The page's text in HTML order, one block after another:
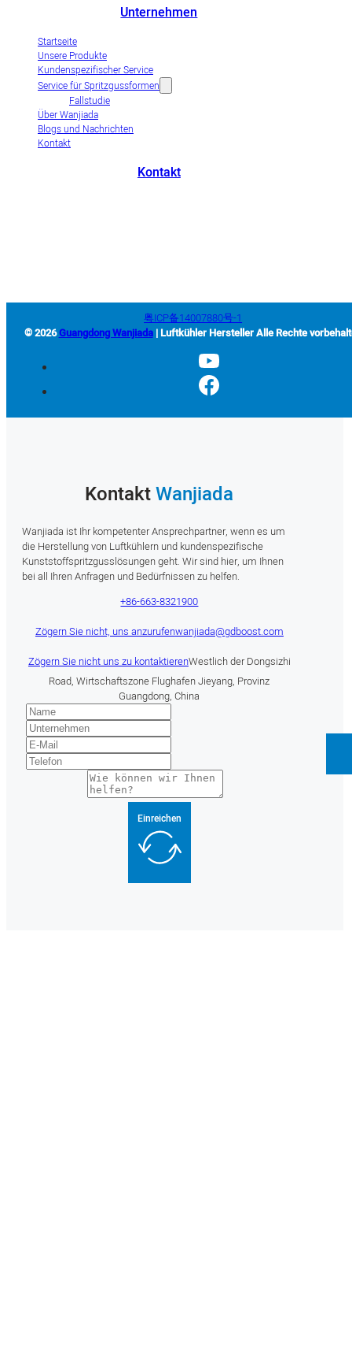
Unternehmen
Startseite
Unsere Produkte
Kundenspezifischer Service
Service für Spritzgussformen
Fallstudie
Über Wanjiada
Blogs und Nachrichten
Kontakt
Kontakt
粤ICP备14007880号-1
© 2026Guangdong Wanjiada| Luftkühler Hersteller Alle Rechte
KontaktWanjiada
Wanjiada ist Ihr kompetenter Ansprechpartner, wenn es um
die Herstellung von Luftkühlern und kundenspezifische
Kunststoffspritzgusslösungen geht. Wir sind hier, um Ihnen
bei all Ihren Anfragen und Bedürfnissen zu helfen.
+86-663-8321900
Zögern Sie nicht, uns anzurufenwanjiada@gdboost.com
Zögern Sie nicht uns zu kontaktierenWestlich der Dongsizhi
Road, Wirtschaftszone Flughafen Jieyang, Provinz
Guangdong, China
Einreichen